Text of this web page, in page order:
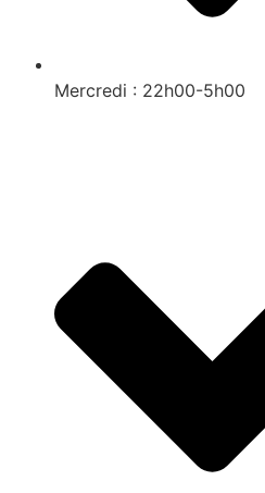
Mercredi : 22h00-5h00